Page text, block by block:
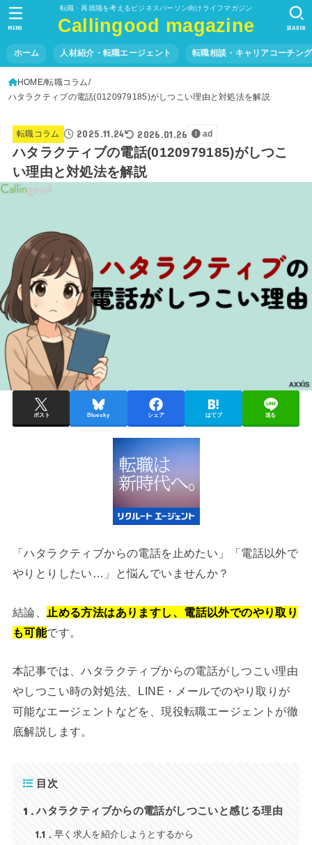
転職・再就職を考えるビジネスパーソン向けライフマガジン
Callingood magazine
ホーム 人材紹介・転職エージェント 転職相談・キャリアコーチング
SEARCH
MENU
HOME 転職コラム
ハタラクティブの電話(0120979185)がしつこい理由と対処法を解説
転職コラム 2025.11.24 2026.01.26 ad
ハタラクティブの電話(0120979185)がしつこ
い理由と対処法を解説
ポスト Bluesky シェア はてブ 送る
「ハタラクティブからの電話を止めたい」「電話以外で
やりとりしたい…」と悩んでいませんか？
結論、
止める方法はありますし、電話以外でのやり取り
も可能です。
本記事では、ハタラクティブからの電話がしつこい理由
やしつこい時の対処法、LINE・メールでのやり取りが
可能なエージェントなどを、現役転職エージェントが徹
底解説します。
目次
1 ハタラクティブからの電話がしつこいと感じる理由
1.1 早く求人を紹介しようとするから